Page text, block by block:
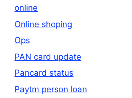
online
Online shoping
Ops
PAN card update
Pancard status
Paytm person loan